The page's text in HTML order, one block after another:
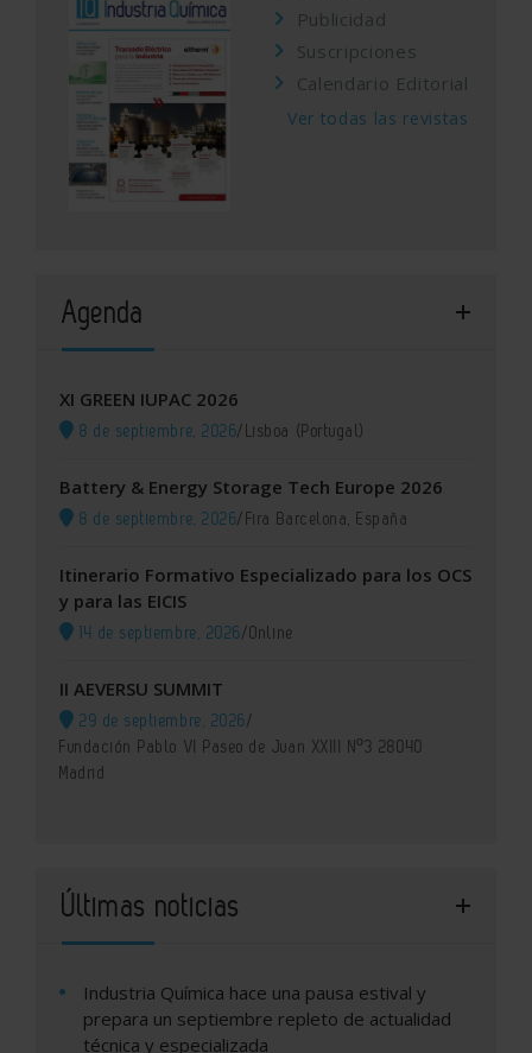
Publicidad
Suscripciones
Calendario Editorial
Ver todas las revistas
Agenda
XI GREEN IUPAC 2026
8 de septiembre, 2026/Lisboa (Portugal)
Battery & Energy Storage Tech Europe 2026
8 de septiembre, 2026/Fira Barcelona, España
Itinerario Formativo Especializado para los OCS
y para las EICIS
14 de septiembre, 2026/Online
II AEVERSU SUMMIT
29 de septiembre, 2026/
Fundación Pablo VI Paseo de Juan XXIII Nº3 28040
Madrid
Últimas noticias
Industria Química hace una pausa estival y
prepara un septiembre repleto de actualidad
técnica y especializada